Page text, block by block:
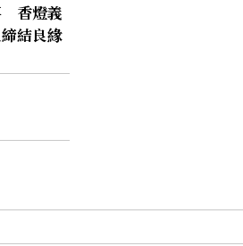
香燈義
結良緣